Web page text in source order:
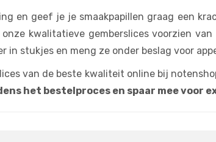
en geef je je smaakpapillen graag een
kwalitatieve gemberslices voorzien
in stukjes en meng ze onder beslag voor
van de beste kwaliteit online bij
het bestelproces en spaar mee voor